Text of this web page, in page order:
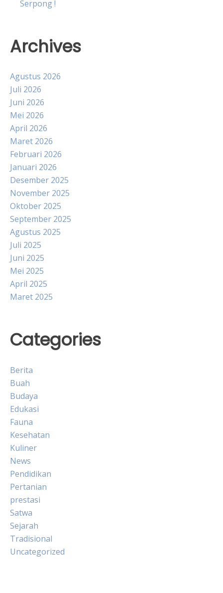
Serpong !
Archives
Agustus 2026
Juli 2026
Juni 2026
Mei 2026
April 2026
Maret 2026
Februari 2026
Januari 2026
Desember 2025
November 2025
Oktober 2025
September 2025
Agustus 2025
Juli 2025
Juni 2025
Mei 2025
April 2025
Maret 2025
Categories
Berita
Buah
Budaya
Edukasi
Fauna
Kesehatan
Kuliner
News
Pendidikan
Pertanian
prestasi
Satwa
Sejarah
Tradisional
Uncategorized